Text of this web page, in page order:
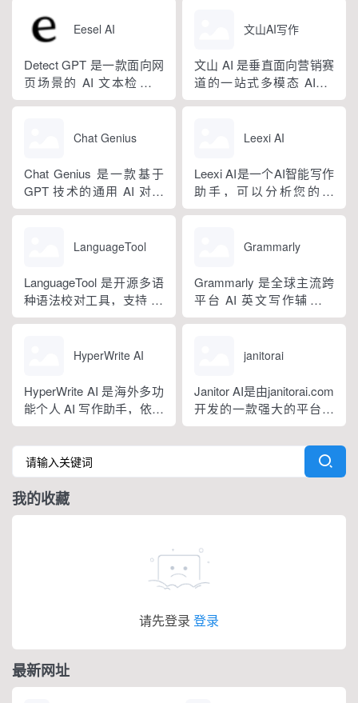
撰写、文稿合...
视频、新媒体、文学创
作、多行业策划等上百类
场景，集成伪原创改写、
图生文、多语言翻译、
PPT 大纲生成等通用能
章、产品描述、登录页面
Eesel AI
Detect GPT 是一款面向网
页场景的 AI 文本检测工
具，以浏览器插件形态为
网页文字，甄别 GPT 系列
坦福零样本概率曲率检测
技术，无需针对新模型重
新训练，操作简单、无需
文山AI写作
文山 AI 是垂直面向营销赛
道的一站式多模态 AIGC
工具，主打图文一体化生
习用户创作风格，适配新
传等各类营销文体。内置
十大类海量行业模板，覆
盖超 99% 营销业务场景，
Chat Genius
Chat Genius 是一款基于
GPT 技术的通用 AI 对话
应用，依托大模型自然语
交互，支持自定义专属个
询、内容创作、生活事务
辅助等场景。产品采用金
币激励体系，用户可通过
Leexi AI
Leexi AI是一个AI智能写作
助手，可以分析您的文
本，提供有关如何改进文
纠正语法、拼写和标点符
LanguageTool
LanguageTool 是开源多语
种语法校对工具，支持 30
余种语言与方言检测，覆
语种，区分六大英语地域
法纠错外，还可校验标
点、大小写、语句冗余问
题，附带 AI 句子改写功
Grammarly
Grammarly 是全球主流跨
平台 AI 英文写作辅助工
具，提供免费基础版本，
搭载 GrammarlyGO 智能
AI 生成、抄袭检测、引文
排版、团队文风统一功能
于一体。覆盖客户端、浏
HyperWrite AI
HyperWrite AI 是海外多功
能个人 AI 写作助手，依托
大语言模型打造全场景文
字处理工具，内置上百种
写作功能，支持原生网页
编辑器与 Chrome 浏览器
插件，可在任意网页实时
调用 AI。覆盖内容生成、
janitorai
Janitor AI是由janitorai.com
开发的一款强大的平台，
允许用户创建具有不同个
性的NSFW虚构聊天机器
人角色。该平台由大型语
言模型驱动，包括OpenAI
我的收藏
请先登录 登录
最新网址